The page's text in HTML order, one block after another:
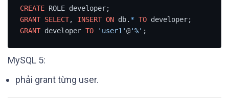
CREATE
GRANT SELECT, INSERT ON db. * TO
GRANT developer TO 'user1'@'%'
MySQL 5:
phải grant từng user.